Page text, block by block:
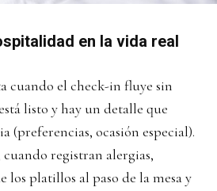
en la vida real
cuando el check-in fluye sin
listo y hay un detalle que
(preferencias, ocasión especial).
cuando registran alergias,
los platillos al paso de la mesa y